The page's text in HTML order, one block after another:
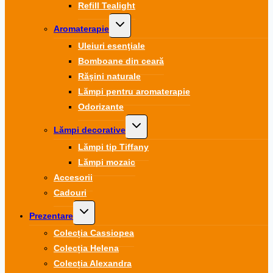
Refill Tealight
Aromaterapie
Toggle
child
menu
Uleiuri esenţiale
Bomboane din ceară
Răşini naturale
Lămpi pentru aromaterapie
Odorizante
Lămpi decorative
Toggle
child
menu
Lămpi tip Tiffany
Lămpi mozaic
Accesorii
Cadouri
Prezentare
Toggle
child
menu
Colecția Cassiopea
Colecția Helena
Colecția Alexandra